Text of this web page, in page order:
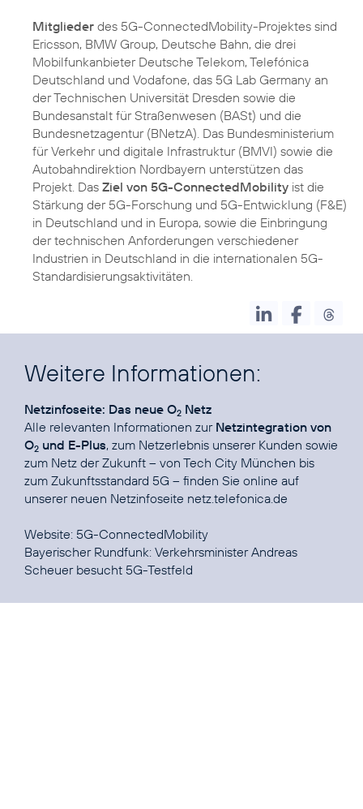
Mitglieder des 5G-ConnectedMobility-Projektes sind
Ericsson, BMW Group, Deutsche Bahn, die drei
Mobilfunkanbieter Deutsche Telekom, Telefónica
Deutschland und Vodafone, das 5G Lab Germany an
der Technischen Universität Dresden sowie die
Bundesanstalt für Straßenwesen (BASt) und die
Bundesnetzagentur (BNetzA). Das Bundesministerium
für Verkehr und digitale Infrastruktur (BMVI) sowie die
Autobahndirektion Nordbayern unterstützen das
Projekt. Das Ziel von 5G-ConnectedMobility ist die
Stärkung der 5G-Forschung und 5G-Entwicklung (F&E)
in Deutschland und in Europa, sowie die Einbringung
der technischen Anforderungen verschiedener
Industrien in Deutschland in die internationalen 5G-
Standardisierungsaktivitäten.
Weitere Informationen:
Netzinfoseite: Das neue O2 Netz
Alle relevanten Informationen zur Netzintegration von
O2 und E-Plus, zum Netzerlebnis unserer Kunden sowie
zum Netz der Zukunft – von Tech City München bis
zum Zukunftsstandard 5G – finden Sie online auf
unserer neuen Netzinfoseite netz.telefonica.de
Website: 5G-ConnectedMobility
Bayerischer Rundfunk: Verkehrsminister Andreas
Scheuer besucht 5G-Testfeld